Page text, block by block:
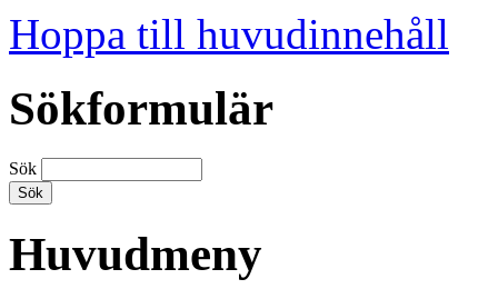
Hoppa till huvudinnehåll
Sökformulär
Sök
Huvudmeny